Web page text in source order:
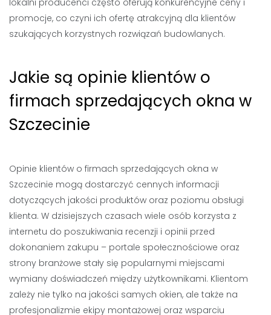
lokalni producenci często oferują konkurencyjne ceny i
promocje, co czyni ich ofertę atrakcyjną dla klientów
szukających korzystnych rozwiązań budowlanych.
Jakie są opinie klientów o
firmach sprzedających okna w
Szczecinie
Opinie klientów o firmach sprzedających okna w
Szczecinie mogą dostarczyć cennych informacji
dotyczących jakości produktów oraz poziomu obsługi
klienta. W dzisiejszych czasach wiele osób korzysta z
internetu do poszukiwania recenzji i opinii przed
dokonaniem zakupu – portale społecznościowe oraz
strony branżowe stały się popularnymi miejscami
wymiany doświadczeń między użytkownikami. Klientom
zależy nie tylko na jakości samych okien, ale także na
profesjonalizmie ekipy montażowej oraz wsparciu